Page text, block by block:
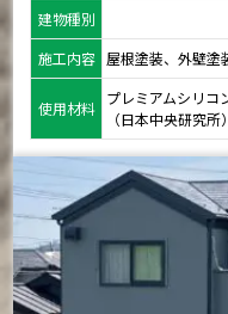
建物種別
施工内容
屋根塗装、外壁塗
使用材料
プレミアムシリ
（日本中央研究